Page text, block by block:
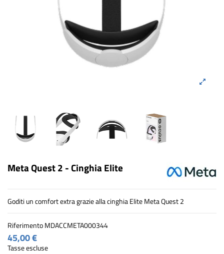
Meta Quest 2 - Cinghia Elite
Goditi un comfort extra grazie alla cinghia Elite Meta Quest 2
RiferimentoMDACCMETA000344
45,00 €
Tasse escluse